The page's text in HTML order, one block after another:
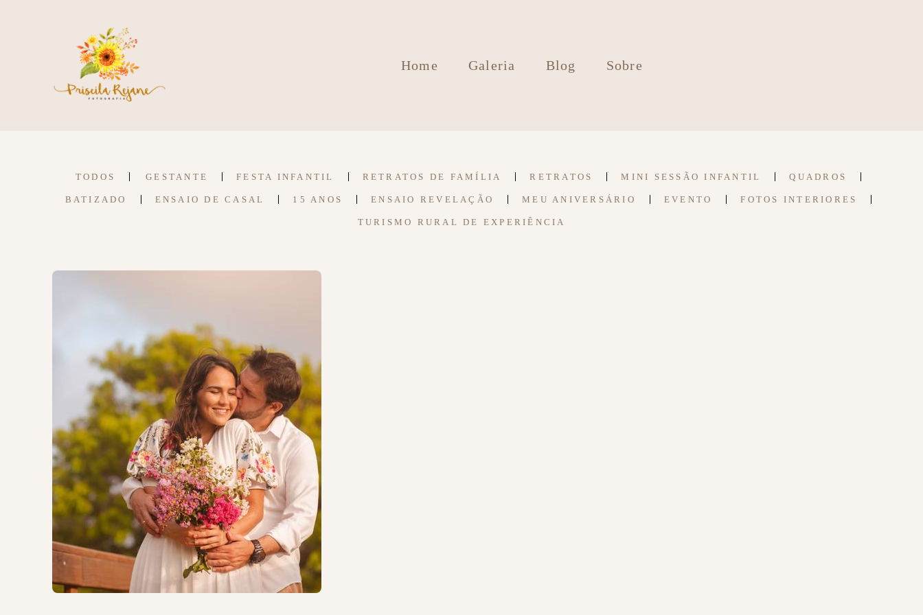
Home Galeria Blog Sobre
TODOS GESTANTE FESTA INFANTIL RETRATOS DE FAMÍLIA RETRATOS MINI SESSÃO INFANTIL QUADROS
BATIZADO ENSAIO DE CASAL 15 ANOS ENSAIO REVELAÇÃO MEU ANIVERSÁRIO EVENTO FOTOS INTERIORES
TURISMO RURAL DE EXPERIÊNCIA
1010 0